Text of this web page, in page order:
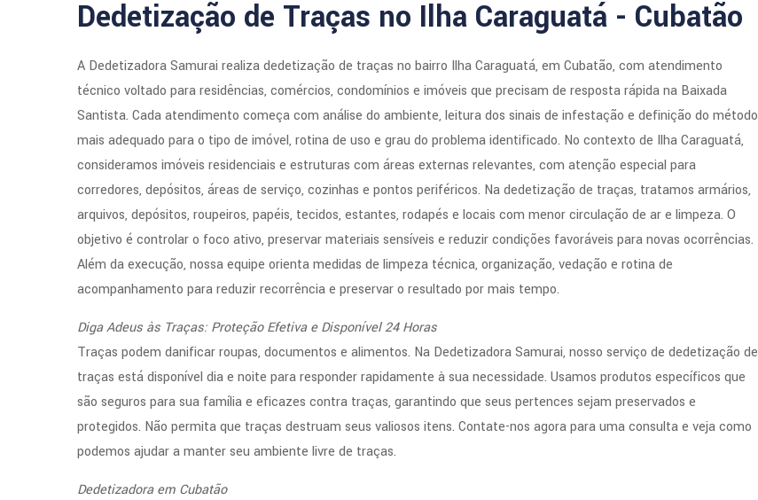
Dedetização de Traças no Ilha Caraguatá - Cubatão
A Dedetizadora Samurai realiza dedetização de traças no bairro Ilha Caraguatá, em Cubatão, com atendimento
técnico voltado para residências, comércios, condomínios e imóveis que precisam de resposta rápida na Baixada
Santista. Cada atendimento começa com análise do ambiente, leitura dos sinais de infestação e definição do método
mais adequado para o tipo de imóvel, rotina de uso e grau do problema identificado. No contexto de Ilha Caraguatá,
consideramos imóveis residenciais e estruturas com áreas externas relevantes, com atenção especial para
corredores, depósitos, áreas de serviço, cozinhas e pontos periféricos. Na dedetização de traças, tratamos armários,
arquivos, depósitos, roupeiros, papéis, tecidos, estantes, rodapés e locais com menor circulação de ar e limpeza. O
objetivo é controlar o foco ativo, preservar materiais sensíveis e reduzir condições favoráveis para novas ocorrências.
Além da execução, nossa equipe orienta medidas de limpeza técnica, organização, vedação e rotina de
acompanhamento para reduzir recorrência e preservar o resultado por mais tempo.
Diga Adeus às Traças: Proteção Efetiva e Disponível 24 Horas
Traças podem danificar roupas, documentos e alimentos. Na Dedetizadora Samurai, nosso serviço de dedetização de
traças está disponível dia e noite para responder rapidamente à sua necessidade. Usamos produtos específicos que
são seguros para sua família e eficazes contra traças, garantindo que seus pertences sejam preservados e
protegidos. Não permita que traças destruam seus valiosos itens. Contate-nos agora para uma consulta e veja como
podemos ajudar a manter seu ambiente livre de traças.
Dedetizadora em Cubatão